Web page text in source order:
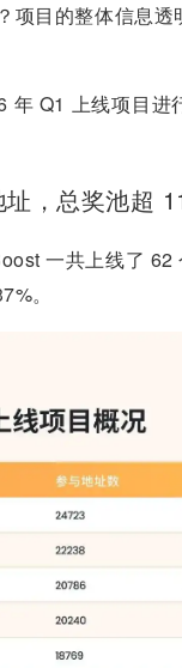
项目的整体信息
年 Q1 上线项目
，总奖池超
一共上线了
。